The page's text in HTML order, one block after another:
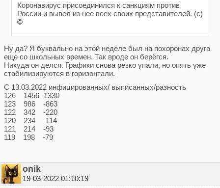
Коронавирус присоединился к санкциям против
России и вывел из нее всех своих представителей. (с)
©
Ну да? Я буквально на этой неделе был на похоронах друга
еще со школьных времен. Так вроде он берёгся.
Никуда он делся. Графики снова резко упали, но опять уже
стабилизируются в горизонтали.
С 13.03.2022 инфицированных/ выписанных/разность
126 1456 -1330
123 986 -863
122 342 -220
120 234 -114
121 214 -93
119 198 -79
onik
19-03-2022 01:10:19